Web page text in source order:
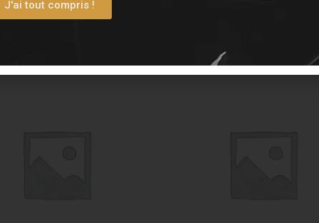
J'ai tout compris !